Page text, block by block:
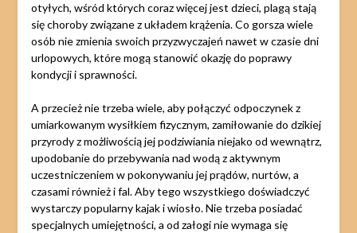
otyłych, wśród których coraz więcej jest dzieci, plagą stają
się choroby związane z układem krążenia. Co gorsza wiele
osób nie zmienia swoich przyzwyczajeń nawet w czasie dni
urlopowych, które mogą stanowić okazję do poprawy
kondycji i sprawności.
A przecież nie trzeba wiele, aby połączyć odpoczynek z
umiarkowanym wysiłkiem fizycznym, zamiłowanie do dzikiej
przyrody z możliwością jej podziwiania niejako od wewnątrz,
upodobanie do przebywania nad wodą z aktywnym
uczestniczeniem w pokonywaniu jej prądów, nurtów, a
czasami również i fal. Aby tego wszystkiego doświadczyć
wystarczy popularny kajak i wiosło. Nie trzeba posiadać
specjalnych umiejętności, a od załogi nie wymaga się